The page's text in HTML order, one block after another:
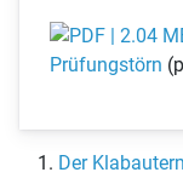
Prüfungstörn
Der